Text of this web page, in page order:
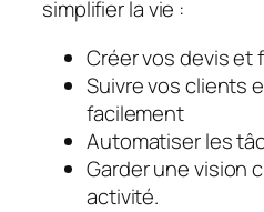
simplifier la vie :
Créer vos devis
Suivre vos clients
facilement
Automatiser les
Garder une vision
activité.